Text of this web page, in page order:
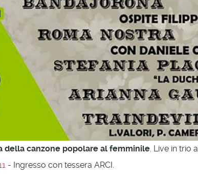
della canzone popolare al femminile. Live in trio a
- Ingresso con tessera ARCI.